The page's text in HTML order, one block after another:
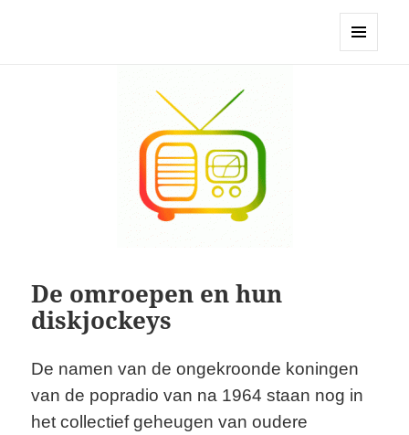
De omroepen en hun
diskjockeys
De namen van de ongekroonde koningen
van de popradio van na 1964 staan nog in
het collectief geheugen van oudere